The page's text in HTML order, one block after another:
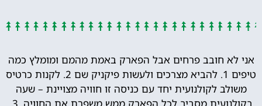
אני לא חובב פרחים אבל הפארק באמת מהמם ומומלץ כמה
טיפים 1. להביא מצרכים ולעשות פיקניק שם 2. לקנות כרטיס
משולב לקולנועית יחד עם כניסה זו חוויה מצויינת – שעה
בקולנועית מסביב לכל הפארק ממש משפרת את החוויה. 3.